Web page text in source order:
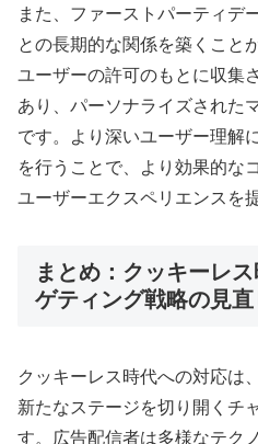
また、ファーストパーティデ
との長期的な関係を築くこと
ユーザーの許可のもとに収集
あり、パーソナライズされた
です。より深いユーザー理解
を行うことで、より効果的な
ユーザーエクスペリエンスを
まとめ：クッキーレ
ゲティング戦略の見直
クッキーレス時代への対応は
新たなステージを切り開くチ
す。広告配信者は多様なテク